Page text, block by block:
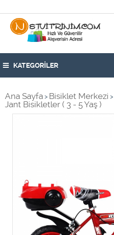
KATEGORİLER
Ana Sayfa > Bisiklet Merkezi >
Jant Bisikletler ( 3 - 5 Yaş )